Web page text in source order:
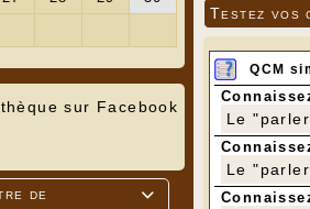
sur Facebook

de
Pour les
frontières
Testez vos
QCM
Le
Le